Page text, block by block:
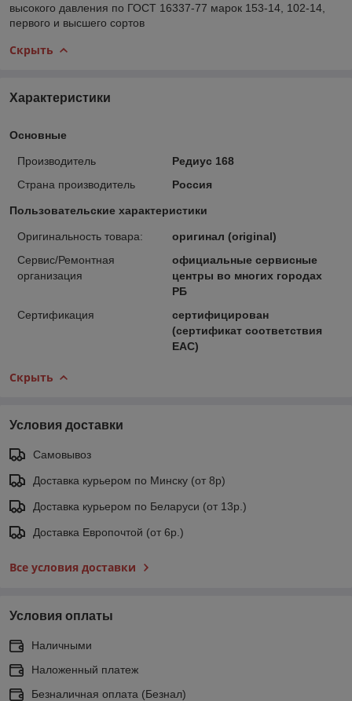
высокого давления по ГОСТ 16337-77 марок 153-14, 102-14,
первого и высшего сортов
Скрыть
Характеристики
Основные
Производитель
Редиус 168
Страна производитель
Россия
Пользовательские характеристики
Оригинальность товара:
оригинал (original)
Сервис/Ремонтная
организация
официальные сервисные
центры во многих городах
РБ
Сертификация
сертифицирован
(сертификат соответствия
ЕАС)
Скрыть
Условия доставки
Самовывоз
Доставка курьером по Минску (от 8р)
Доставка курьером по Беларуси (от 13р.)
Доставка Европочтой (от 6р.)
Все условия доставки
Условия оплаты
Наличными
Наложенный платеж
Безналичная оплата (Безнал)